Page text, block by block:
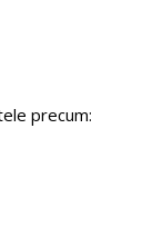
precum: